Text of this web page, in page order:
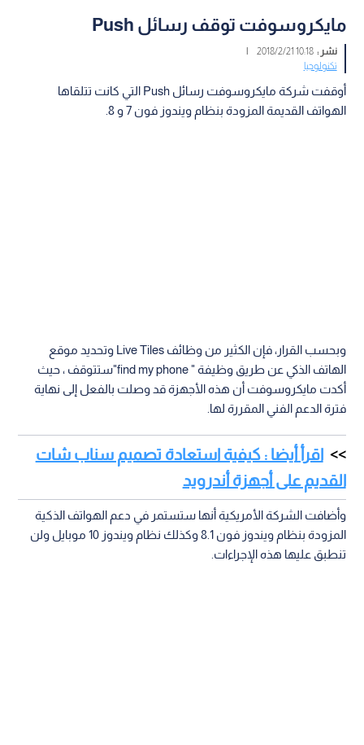
مايكروسوفت توقف رسائل Push
نشر :10:18 2018/2/21
|
تكنولوجيا
أوقفت شركة مايكروسوفت رسائل Push التي كانت تتلقاها
الهواتف القديمة المزودة بنظام ويندوز فون 7 و 8.
وبحسب القرار، فإن الكثير من وظائف Live Tiles وتحديد موقع
الهاتف الذكي عن طريق وظيفة " find my phone"ستتوقف ، حيث
أكدت مايكروسوفت أن هذه الأجهزة قد وصلت بالفعل إلى نهاية
فترة الدعم الفني المقررة لها.
اقرأ أيضا : كيفية استعادة تصميم سناب شات
القديم على أجهزة أندرويد
وأضافت الشركة الأمريكية أنها ستستمر في دعم الهواتف الذكية
المزودة بنظام ويندوز فون 8.1 وكذلك نظام ويندوز 10 موبايل ولن
تنطبق عليها هذه الإجراءات.